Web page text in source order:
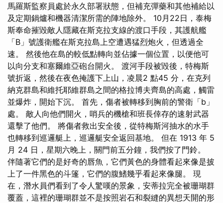
馬羅斯監察員處於永久部署狀態，但補充彈藥和其他補給以
及定期鍋爐和機器清潔所需的陣地除外。 10月22日，泰梅
斯奉命摧毀敵人隱藏在斯克拉支線的渡口手段，其護航艦
「B」號護衛艦在斯克拉島上空遭遇猛烈炮火，但透過全
速。 然後他在島的較低點轉向並佔據一個位置，以便他可
以向分支和塞爾維亞砲台開火。 渡河手段被毀後，特梅斯
號折返，然後在夜色掩護下上山，凌晨2 點45 分，在克列
納克群島和維托耶維群島之間的格拉博夫齊島的高處，觸雷
並爆炸，開始下沉。 首先，傷者被轉移到胸前的警衛「b」
處。 敵人向他們開火，哨兵的機槍和班長倖存的速射武器
還擊了他們。 將傷者救出安全後，從特梅斯河抽水的水手
也轉移到巡邏艇上，巡邏艇安全返回基地。 但在 1913 年 5
月 24 日，星期六晚上，關門前五分鐘，我們按了門鈴。
伴隨著它們的是好奇的唇魚，它們黃色的身體看起來像是披
上了一件黑色的斗篷，它們的腹鰭幾乎看起來像腿。 現
在，潛水員們看到了令人驚嘆的景象，安蒂拉完全被珊瑚群
覆蓋，這裡的珊瑚群並不是按照岩石和裂縫的異想天開的形